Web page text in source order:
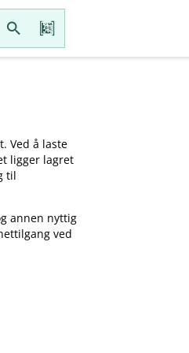
Ved å laste
ligger lagret
til
annen nyttig
ved